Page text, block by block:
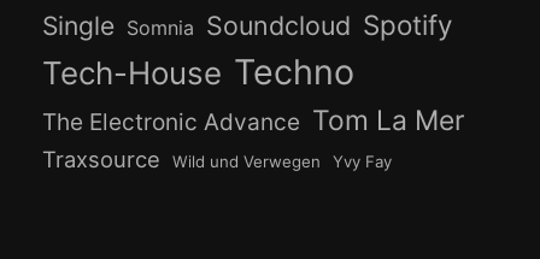
Single Somnia Soundcloud Spotify
Tech-House Techno
The Electronic Advance Tom La Mer
Traxsource Wild und Verwegen Yvy Fay